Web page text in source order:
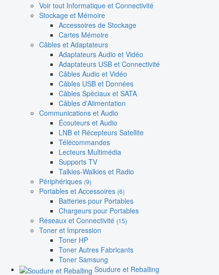
Voir tout Informatique et Connectivité
Stockage et Mémoire
Accessoires de Stockage
Cartes Mémoire
Câbles et Adaptateurs
Adaptateurs Audio et Vidéo
Adaptateurs USB et Connectivité
Câbles Audio et Vidéo
Câbles USB et Données
Câbles Spéciaux et SATA
Câbles d'Alimentation
Communications et Audio
Écouteurs et Audio
LNB et Récepteurs Satellite
Télécommandes
Lecteurs Multimédia
Supports TV
Talkies-Walkies et Radio
Périphériques (9)
Portables et Accessoires (6)
Batteries pour Portables
Chargeurs pour Portables
Réseaux et Connectivité (15)
Toner et Impression
Toner HP
Toner Autres Fabricants
Toner Samsung
Soudure et Reballing